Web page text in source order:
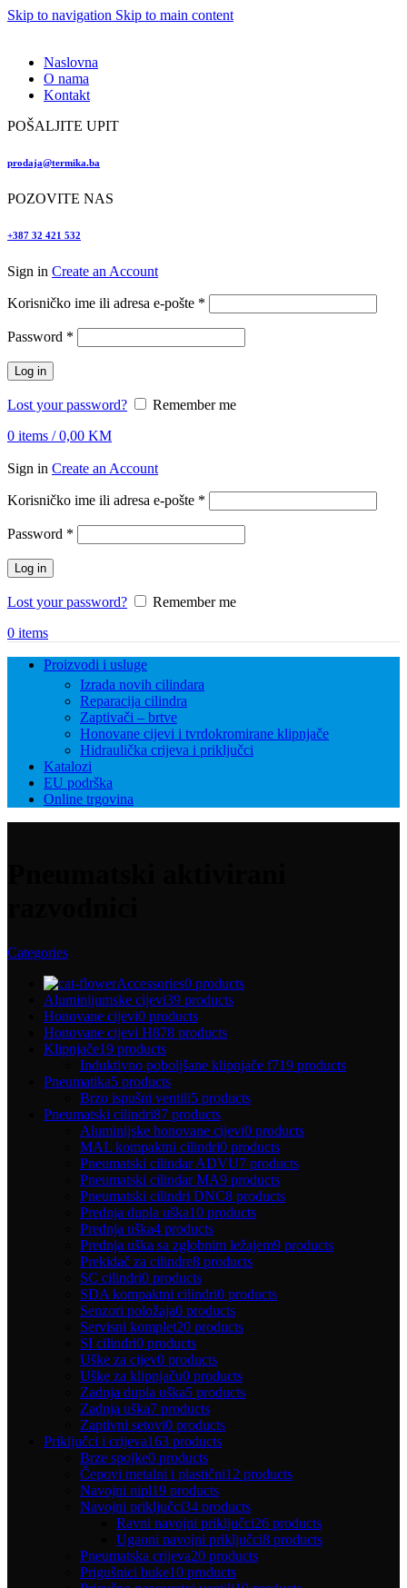
Skip to navigation Skip to main content
Naslovna
O nama
Kontakt
POŠALJITE UPIT
prodaja@termika.ba
POZOVITE NAS
+387 32 421 532
Sign in Create an Account
Korisničko ime ili adresa e-pošte *
Password *
Log in
Lost your password?
Remember me
0 items / 0,00 KM
Sign in Create an Account
Korisničko ime ili adresa e-pošte *
Password *
Log in
Lost your password?
Remember me
0 items
Proizvodi i usluge
Izrada novih cilindara
Reparacija cilindra
Zaptivači – brtve
Honovane cijevi i tvrdokromirane klipnjače
Hidraulička crijeva i priključci
Katalozi
EU podrška
Online trgovina
Categories
Accessories0 products
Aluminijumske cijevi39 products
Honovane cijevi0 products
Honovane cijevi H878 products
Klipnjače19 products
Induktivno poboljšane klipnjače f719 products
Pneumatika5 products
Brzo ispušni ventili5 products
Pneumatski cilindri87 products
Aluminijske honovane cijevi0 products
MAL kompaktni cilindri0 products
Pneumatski cilindar ADVU7 products
Pneumatski cilindar MA9 products
Pneumatski cilindri DNC8 products
Prednja dupla uška10 products
Prednja uška4 products
Prednja uška sa zglobnim ležajem9 products
Prekidač za cilindre8 products
SC cilindri0 products
SDA kompaktni cilindri0 products
Senzori položaja0 products
Servisni komplet20 products
SI cilindri0 products
Uške za cijev0 products
Uške za klipnjaču0 products
Zadnja dupla uška5 products
Zadnja uška7 products
Zaptivni setovi0 products
Priključci i crijeva163 products
Brze spojke0 products
Čepovi metalni i plastični12 products
Navojni nipl19 products
Navojni priključci34 products
Ravni navojni priključci26 products
Ugaoni navojni priključci8 products
Pneumatska crijeva20 products
Prigušnici buke10 products